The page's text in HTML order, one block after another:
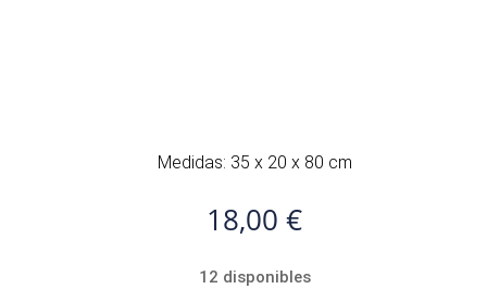
Medidas: 35 x 20 x 80 cm
18,00 €
12 disponibles